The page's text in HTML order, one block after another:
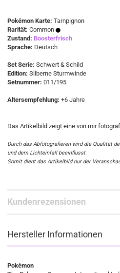
Pokémon Karte: Tarnpignon
Rarität: Common
Zustand: Boosterfrisch
Sprache: Deutsch
Set Serie: Schwert & Schild
Edition: Silberne Sturmwinde
Setnummer: 011/195
Altersempfehlung: +6 Jahre
Das Artikelbild zeigt eine von mir
Durch das Abfotografieren wird die Qualität
und dem Lichteinfall beeinflusst.
Somit dient das Artikelbild nur der
Kundenrezensionen
Hersteller Informationen
Pokémon